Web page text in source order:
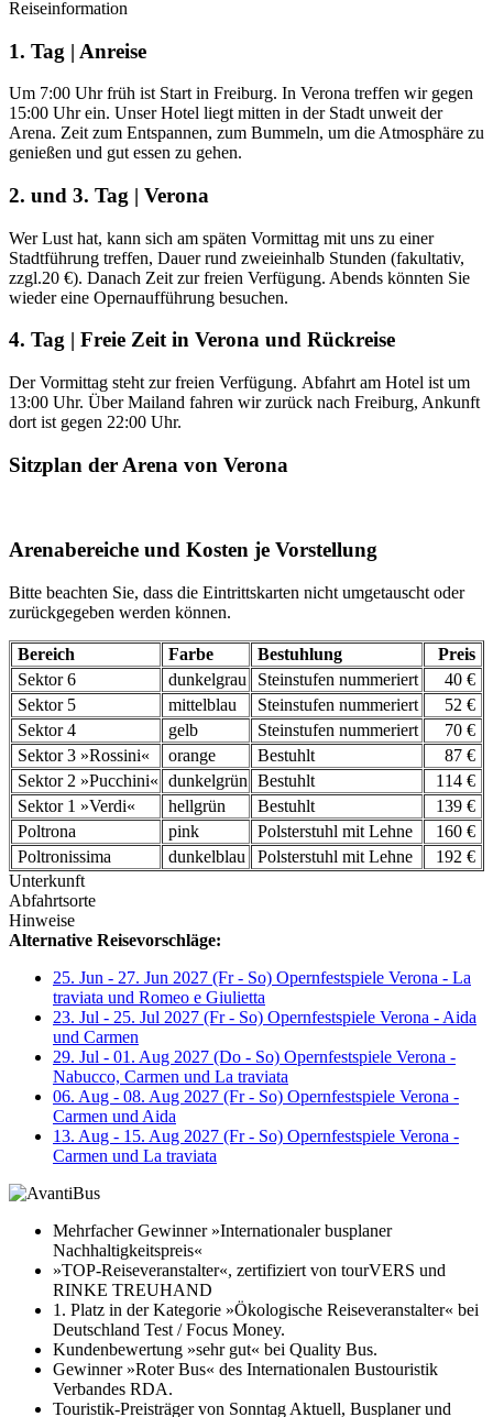
Reiseinformation
1. Tag | Anreise
Um 7:00 Uhr früh ist Start in Freiburg. In Verona treffen wir gegen
15:00 Uhr ein. Unser Hotel liegt mitten in der Stadt unweit der
Arena. Zeit zum Entspannen, zum Bummeln, um die Atmosphäre zu
genießen und gut essen zu gehen.
2. und 3. Tag | Verona
Wer Lust hat, kann sich am späten Vormittag mit uns zu einer
Stadtführung treffen, Dauer rund zweieinhalb Stunden (fakultativ,
zzgl.20 €). Danach Zeit zur freien Verfügung. Abends könnten Sie
wieder eine Opernaufführung besuchen.
4. Tag | Freie Zeit in Verona und Rückreise
Der Vormittag steht zur freien Verfügung. Abfahrt am Hotel ist um
13:00 Uhr. Über Mailand fahren wir zurück nach Freiburg, Ankunft
dort ist gegen 22:00 Uhr.
Sitzplan der Arena von Verona
Arenabereiche und Kosten je Vorstellung
Bitte beachten Sie, dass die Eintrittskarten nicht umgetauscht oder
zurückgegeben werden können.
Bereich Farbe Bestuhlung
Preis
Sektor 6
dunkelgrau Steinstufen nummeriert
40 €
Sektor 5
mittelblau Steinstufen nummeriert
52 €
Sektor 4
gelb Steinstufen nummeriert
70 €
Sektor 3 »Rossini«
orange Bestuhlt
87 €
Sektor 2 »Pucchini« dunkelgrün Bestuhlt
114 €
Sektor 1 »Verdi«
hellgrün Bestuhlt
139 €
Poltrona
pink Polsterstuhl mit Lehne
160 €
Poltronissima
dunkelblau Polsterstuhl mit Lehne
192 €
Unterkunft
Abfahrtsorte
Hinweise
Alternative Reisevorschläge:
25. Jun - 27. Jun 2027 (Fr - So) Opernfestspiele Verona - La
traviata und Romeo e Giulietta
23. Jul - 25. Jul 2027 (Fr - So) Opernfestspiele Verona - Aida
und Carmen
29. Jul - 01. Aug 2027 (Do - So) Opernfestspiele Verona -
Nabucco, Carmen und La traviata
06. Aug - 08. Aug 2027 (Fr - So) Opernfestspiele Verona -
Carmen und Aida
13. Aug - 15. Aug 2027 (Fr - So) Opernfestspiele Verona -
Carmen und La traviata
Mehrfacher Gewinner »Internationaler busplaner
Nachhaltigkeitspreis«
»TOP-Reiseveranstalter«, zertifiziert von tourVERS und
RINKE TREUHAND
1. Platz in der Kategorie »Ökologische Reiseveranstalter« bei
Deutschland Test / Focus Money.
Kundenbewertung »sehr gut« bei Quality Bus.
Gewinner »Roter Bus« des Internationalen Bustouristik
Verbandes RDA.
Touristik-Preisträger von Sonntag Aktuell, Busplaner und